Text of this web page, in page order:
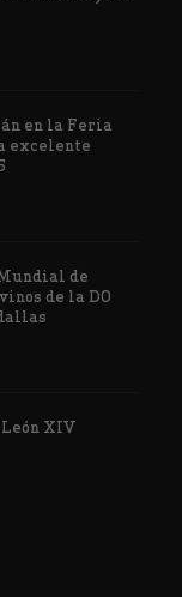
en la Feria
excelente
de
de la DO
XIV